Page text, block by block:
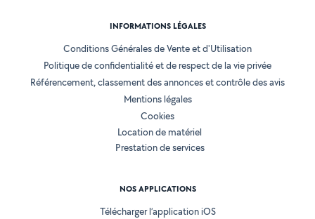
INFORMATIONS LÉGALES
Conditions Générales de Vente et d'Utilisation
Politique de confidentialité et de respect de la vie privée
Référencement, classement des annonces et contrôle des avis
Mentions légales
Cookies
Location de matériel
Prestation de services
NOS APPLICATIONS
Télécharger l’application iOS